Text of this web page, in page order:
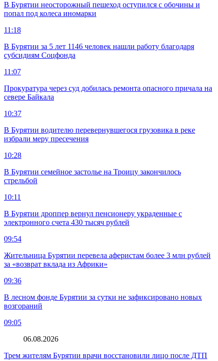
В Бурятии неосторожный пешеход оступился с обочины и
попал под колеса иномарки
11:18
В Бурятии за 5 лет 1146 человек нашли работу благодаря
субсидиям Соцфонда
11:07
Прокуратура через суд добилась ремонта опасного причала на
севере Байкала
10:37
В Бурятии водителю перевернувшегося грузовика в реке
избрали меру пресечения
10:28
В Бурятии семейное застолье на Троицу закончилось
стрельбой
10:11
В Бурятии дроппер вернул пенсионеру украденные с
электронного счета 430 тысяч рублей
09:54
Жительница Бурятии перевела аферистам более 3 млн рублей
за «возврат вклада из Африки»
09:36
В лесном фонде Бурятии за сутки не зафиксировано новых
возгораний
09:05
06.08.2026
Трем жителям Бурятии врачи восстановили лицо после ДТП